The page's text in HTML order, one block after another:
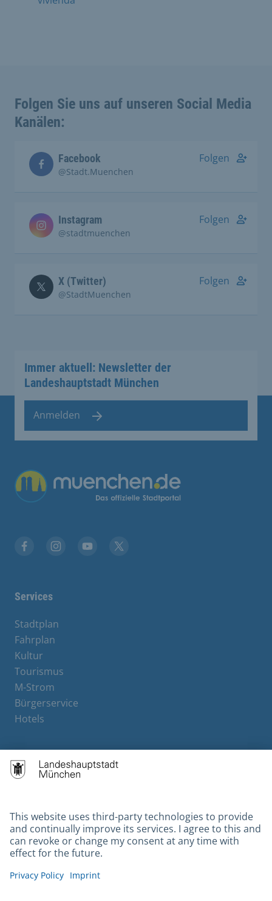
Folgen Sie uns auf unseren Social Media
Kanälen:
Facebook
@Stadt.Muenchen
Folgen
Instagram
@stadtmuenchen
Folgen
X (Twitter)
@StadtMuenchen
Folgen
Immer aktuell: Newsletter der
Landeshauptstadt München
Anmelden
Übergreifende Links
Services
Stadtplan
Fahrplan
Kultur
Tourismus
M-Strom
Bürgerservice
Hotels
Contact
Gebärdensprache
Datenschutz
Kontakt